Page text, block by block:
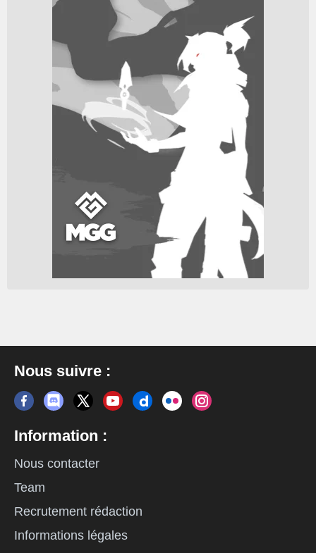
Nous suivre :
Information :
Nous contacter
Team
Recrutement rédaction
Informations légales